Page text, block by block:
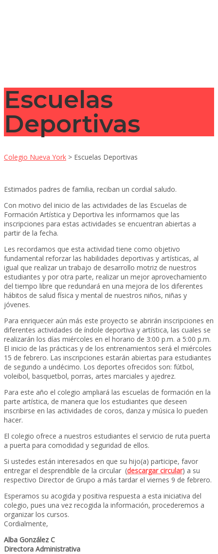
Escuelas
Deportivas
Colegio Nueva York > Escuelas Deportivas
Estimados padres de familia, reciban un cordial saludo.
Con motivo del inicio de las actividades de las Escuelas de
Formación Artística y Deportiva les informamos que las
inscripciones para estas actividades se encuentran abiertas a
partir de la fecha.
Les recordamos que esta actividad tiene como objetivo
fundamental reforzar las habilidades deportivas y artísticas, al
igual que realizar un trabajo de desarrollo motriz de nuestros
estudiantes y por otra parte, realizar un mejor aprovechamiento
del tiempo libre que redundará en una mejora de los diferentes
hábitos de salud física y mental de nuestros niños, niñas y
jóvenes.
Para enriquecer aún más este proyecto se abrirán inscripciones en
diferentes actividades de índole deportiva y artística, las cuales se
realizarán los días miércoles en el horario de 3:00 p.m. a 5:00 p.m.
El inicio de las prácticas y de los entrenamientos será el miércoles
15 de febrero. Las inscripciones estarán abiertas para estudiantes
de segundo a undécimo. Los deportes ofrecidos son: fútbol,
voleibol, basquetbol, porras, artes marciales y ajedrez.
Para este año el colegio ampliará las escuelas de formación en la
parte artística, de manera que los estudiantes que deseen
inscribirse en las actividades de coros, danza y música lo pueden
hacer.
El colegio ofrece a nuestros estudiantes el servicio de ruta puerta
a puerta para comodidad y seguridad de ellos.
Si ustedes están interesados en que su hijo(a) participe, favor
entregar el desprendible de la circular (descargar circular) a su
respectivo Director de Grupo a más tardar el viernes 9 de febrero.
Esperamos su acogida y positiva respuesta a esta iniciativa del
colegio, pues una vez recogida la información, procederemos a
organizar los cursos.
Cordialmente,
Alba González C
Directora Administrativa